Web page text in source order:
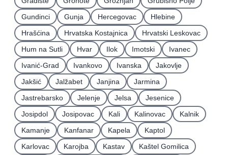
Gundinci
Gunja Hercegovac
Hlebine
Hrašćina
Hrvatska Kostajnica
Hrvatski Leskovac
Hum na Sutli
Hvar Ilok Imotski
Ivanec
Ivanić-Grad
Ivankovo Ivanska
Jakovlje
Jakšić
Jalžabet Janjina
Jarmina
Jastrebarsko
Jelenje Jelsa
Jesenice
Josipdol
Josipovac Kali Kalinovac
Kalnik
Kamanje
Kanfanar Kapela
Kaptol
Karlovac
Karojba Kastav
Kaštel Gomilica